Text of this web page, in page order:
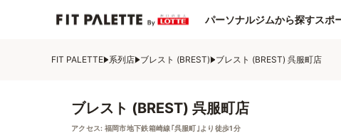
パーソナルジムから探すスポ
FIT PALETTE 系列店 ブレスト (BREST) ブレスト (BREST) 呉服町店
ブレスト (BREST) 呉服町店
アクセス: 福岡市地下鉄箱崎線｢呉服町｣より徒歩1分